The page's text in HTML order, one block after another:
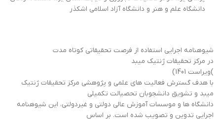
دانشگاه علم و هنر و دانشگاه آزاد اسلامی اشکذر
شیوهنامه اجرایی استفاده از فرصت تحقیقاتی کوتاه مدت
در مرکز تحقیقات ژنتیک میبد
)ویراست 1401)
با هدف گسترش فعالیت های علمی و پژوهشی مرکز تحقیقات ژنتیک
میبد و تشویق دانشجوبان تحصیالت تکمیلی
دانشگاه ها و موسسات آموزش عالی دولتی و غیردولتی، این شیوهنامه
اجرایی تدوین و تصویب شده است. بر اساس